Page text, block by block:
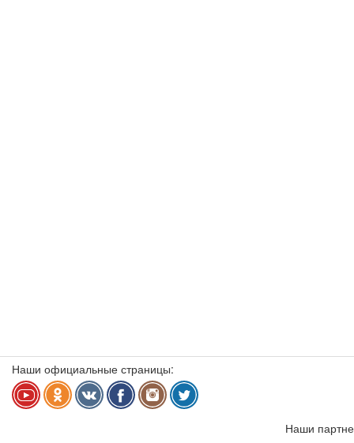
Наши официальные страницы:
Наши